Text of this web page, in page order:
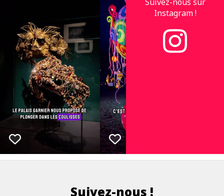
Instagram !
Suivez-nous !